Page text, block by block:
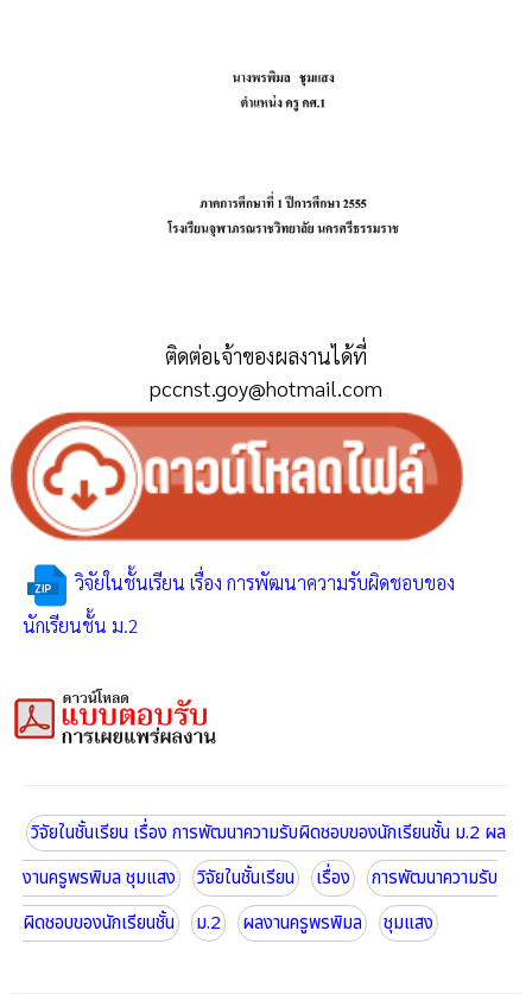
ติดต่อเจ้าของผลงานได้ที่
pccnst.goy@hotmail.com
วิจัยในชั้นเรียน เรื่อง การพัฒนาความรับผิดชอบของ
นักเรียนชั้น ม.2
วิจัยในชั้นเรียน เรื่อง การพัฒนาความรับผิดชอบของนักเรียนชั้น ม.2 ผล
งานครูพรพิมล ชุมแสง
วิจัยในชั้นเรียน เรื่อง
การพัฒนาความรับ
ผิดชอบของนักเรียนชั้น
ม.2 ผลงานครูพรพิมล ชุมแสง